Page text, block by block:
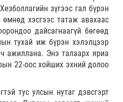
зүгээс гал бүрэн
хэсгээс татаж авахаас
дайсагнаагүй бөгөөд
тухай иж бүрэн хэлэлцээр
ажиллана. Энэ талаарх яриа
22-оос хойших эхний долоо
тус улсын нутаг дэвсгэрт